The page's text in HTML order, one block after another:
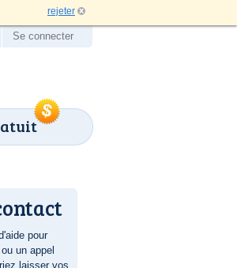
rejeter
Se connecter
pour
un appel
laisser vos